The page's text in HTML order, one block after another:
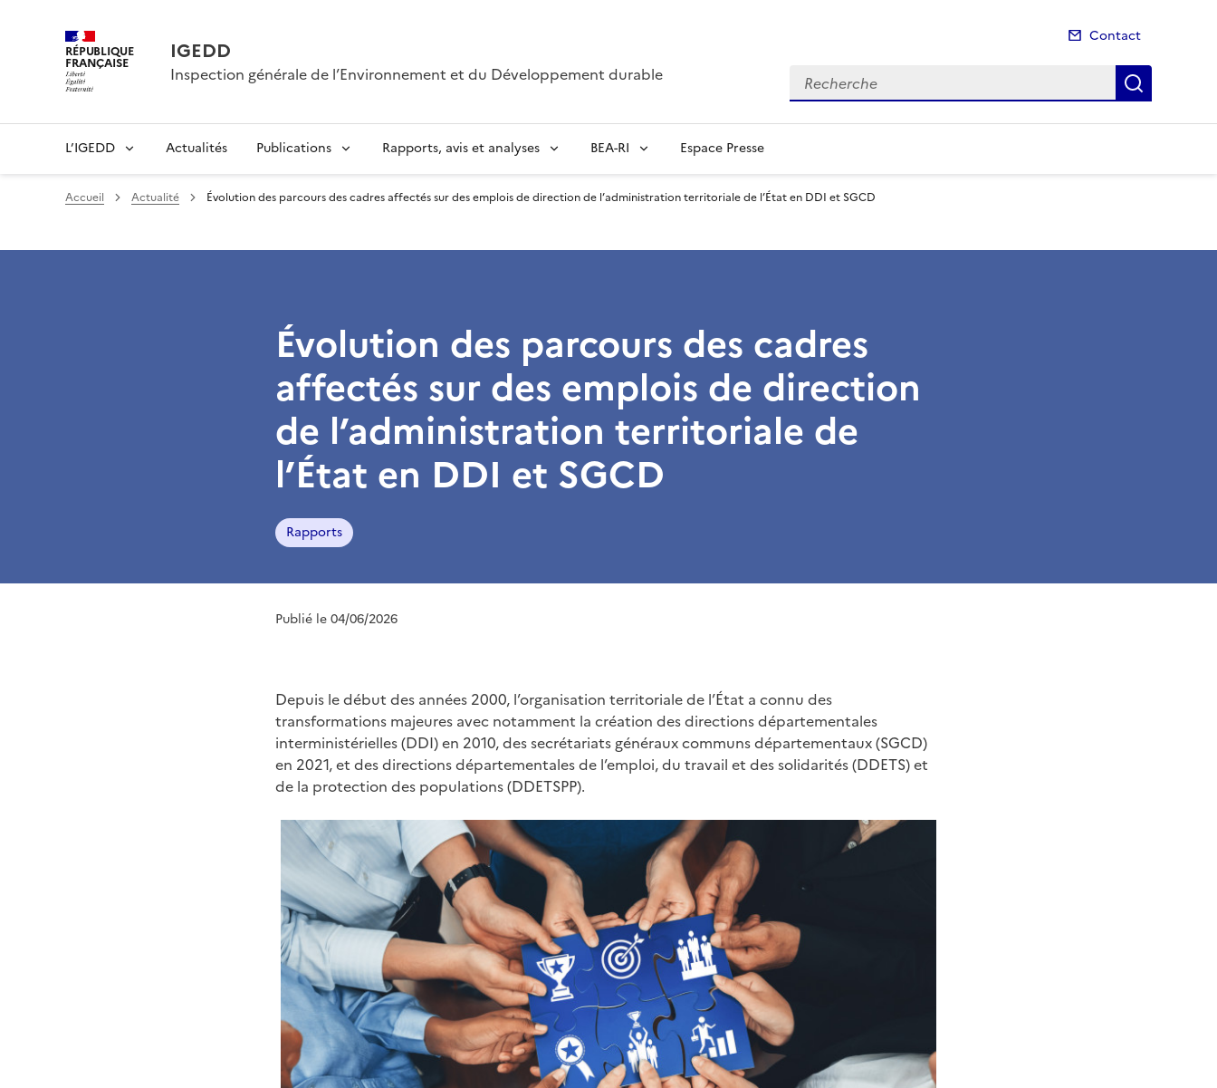
RÉPUBLIQUE
FRANÇAISE IGEDD
Inspection générale de l’Environnement et du Développement durable
Contact
Recherche
L’IGEDD Actualités Publications Rapports, avis et analyses BEA-RI Espace Presse
Accueil Actualité Évolution des parcours des cadres affectés sur des emplois de direction de l’administration territoriale de l’État en DDI et SGCD
Évolution des parcours des cadres
affectés sur des emplois de direction
de l’administration territoriale de
l’État en DDI et SGCD
Rapports
Publié le 04/06/2026
Depuis le début des années 2000, l’organisation territoriale de l’État a connu des
transformations majeures avec notamment la création des directions départementales
interministérielles (DDI) en 2010, des secrétariats généraux communs départementaux (SGCD)
en 2021, et des directions départementales de l’emploi, du travail et des solidarités (DDETS) et
de la protection des populations (DDETSPP).